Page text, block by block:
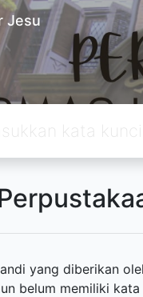
Jesu
yang diberikan
belum memiliki